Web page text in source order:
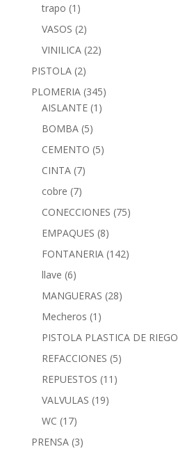
trapo (1)
VASOS (2)
VINILICA (22)
PISTOLA (2)
PLOMERIA (345)
AISLANTE (1)
BOMBA (5)
CEMENTO (5)
CINTA (7)
cobre (7)
CONECCIONES (75)
EMPAQUES (8)
FONTANERIA (142)
llave (6)
MANGUERAS (28)
Mecheros (1)
PISTOLA PLASTICA DE RIEGO
REFACCIONES (5)
REPUESTOS (11)
VALVULAS (19)
WC (17)
PRENSA (3)